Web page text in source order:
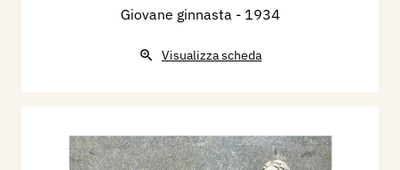
Giovane ginnasta - 1934
Visualizza scheda